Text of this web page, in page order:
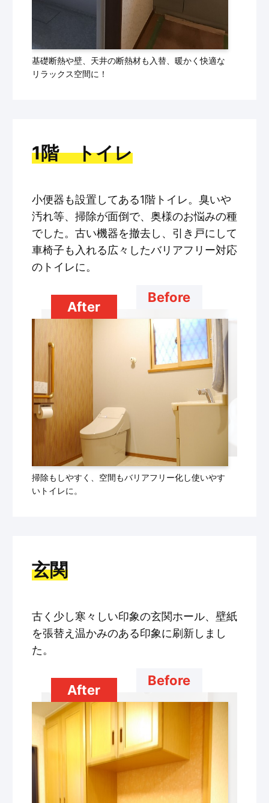
基礎断熱や壁、天井の断熱材も入替、暖かく快適な
リラックス空間に！
1階 トイレ
小便器も設置してある1階トイレ。臭いや
汚れ等、掃除が面倒で、奥様のお悩みの種
でした。古い機器を撤去し、引き戸にして
車椅子も入れる広々したバリアフリー対応
のトイレに。
Before
掃除もしやすく、空間もバリアフリー化し使いやす
いトイレに。
After
玄関
古く少し寒々しい印象の玄関ホール、壁紙
を張替え温かみのある印象に刷新しまし
た。
Before
After